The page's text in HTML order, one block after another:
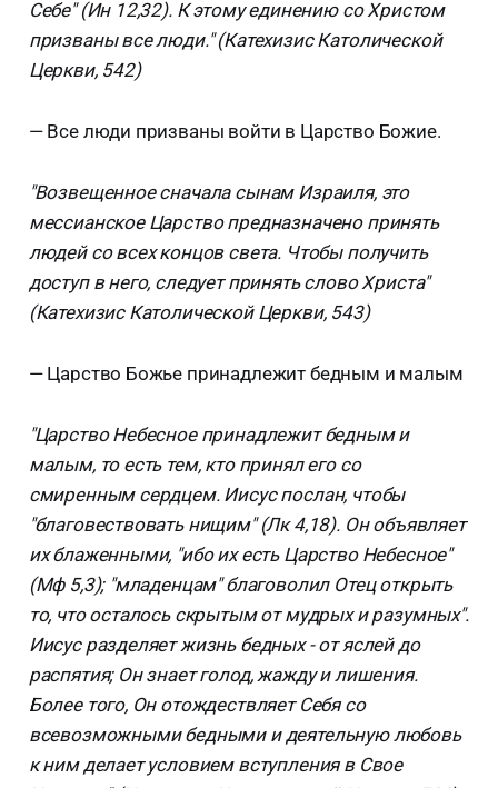
Себе" (Ин 12,32). К этому единению со Христом
призваны все люди." (Катехизис Католической
Церкви, 542)
— Все люди призваны войти в Царство Божие.
"Возвещенное сначала сынам Израиля, это
мессианское Царство предназначено принять
людей со всех концов света. Чтобы получить
доступ в него, следует принять слово Христа"
(Катехизис Католической Церкви, 543)
— Царство Божье принадлежит бедным и малым
"Царство Небесное принадлежит бедным и
малым, то есть тем, кто принял его со
смиренным сердцем. Иисус послан, чтобы
"благовествовать нищим" (Лк 4,18). Он объявляет
их блаженными, "ибо их есть Царство Небесное"
(Мф 5,3); "младенцам" благоволил Отец открыть
то, что осталось скрытым от мудрых и разумных".
Иисус разделяет жизнь бедных - от яслей до
распятия; Он знает голод, жажду и лишения.
Более того, Он отождествляет Себя со
всевозможными бедными и деятельную любовь
к ним делает условием вступления в Свое